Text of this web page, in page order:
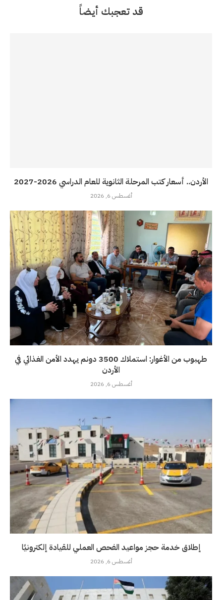
قد تعجبك أيضاً
الأردن.. أسعار كتب المرحلة الثانوية للعام الدراسي 2026-2027
أغسطس 6, 2026
طهبوب من الأغوار: استملاك 3500 دونم يهدد الأمن الغذائي في
الأردن
أغسطس 6, 2026
إطلاق خدمة حجز مواعيد الفحص العملي للقيادة إلكترونيًا
أغسطس 6, 2026